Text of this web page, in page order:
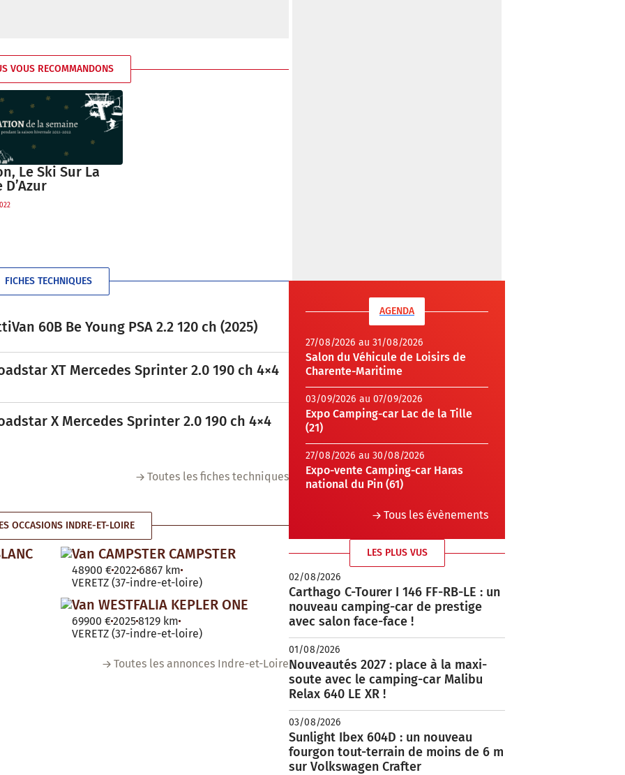
VOUS RECOMMANDONS
Le Ski Sur La
D’Azur
FICHES TECHNIQUES
60B Be Young PSA 2.2 120 ch (2025)
XT Mercedes Sprinter 2.0 190 ch 4×4
X Mercedes Sprinter 2.0 190 ch 4×4
Toutes les fiches techniques
OCCASIONS INDRE-ET-LOIRE
Van CAMPSTER CAMPSTER
48900 €2022 6867 km
VERETZ (37-indre-et-loire)
Van WESTFALIA KEPLER ONE
69900 €20258129 km
VERETZ (37-indre-et-loire)
Toutes les annonces Indre-et-Loire
AGENDA
27/08/2026 au 31/08/2026
Salon du Véhicule de Loisirs de
Charente-Maritime
03/09/2026 au 07/09/2026
Expo Camping-car Lac de la Tille
(21)
27/08/2026 au 30/08/2026
Expo-vente Camping-car Haras
national du Pin (61)
Tous les évènements
LES PLUS VUS
02/08/2026
Carthago C-Tourer I 146 FF-RB-LE : un
nouveau camping-car de prestige
avec salon face-face !
01/08/2026
Nouveautés 2027 : place à la maxi-
soute avec le camping-car Malibu
Relax 640 LE XR !
03/08/2026
Sunlight Ibex 604D : un nouveau
fourgon tout-terrain de moins de 6 m
sur Volkswagen Crafter